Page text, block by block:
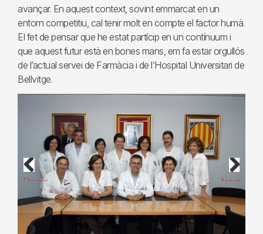
avançar. En aquest context, sovint emmarcat en un
entorn competitiu, cal tenir molt en compte el factor humà.
El fet de pensar que he estat partícip en un contínuum i
que aquest futur està en bones mans, em fa estar orgullós
de l’actual servei de Farmàcia i de l’Hospital Universitari de
Bellvitge.
Previous Next